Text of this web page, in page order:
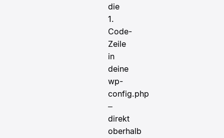
die
1.
Code-
Zeile
in
deine
wp-
config.php
–
direkt
oberhalb